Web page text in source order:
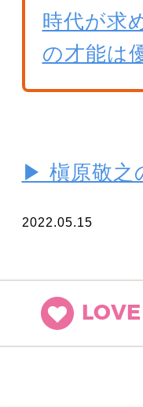
時代が求
の才能は
▶ 槇原敬之
2022.05.15
LOVE